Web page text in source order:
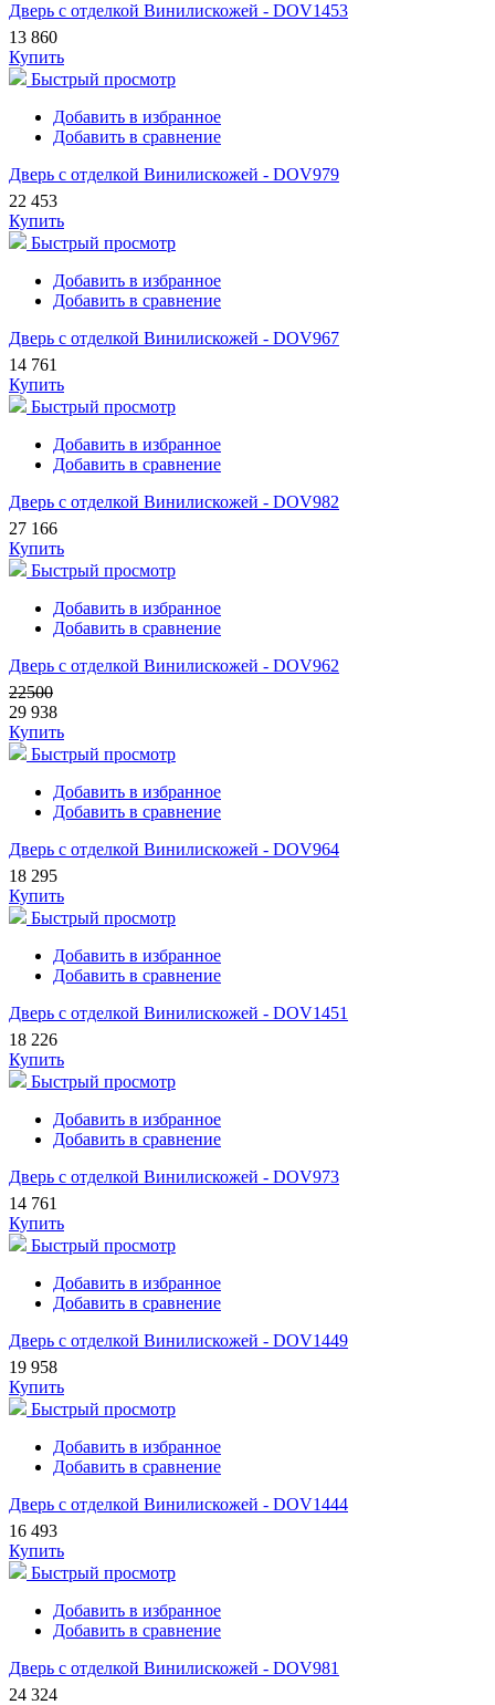
Дверь с отделкой Винилискожей - DOV1453
13 860
Купить
Быстрый просмотр
Добавить в избранное
Добавить в сравнение
Дверь с отделкой Винилискожей - DOV979
22 453
Купить
Быстрый просмотр
Добавить в избранное
Добавить в сравнение
Дверь с отделкой Винилискожей - DOV967
14 761
Купить
Быстрый просмотр
Добавить в избранное
Добавить в сравнение
Дверь с отделкой Винилискожей - DOV982
27 166
Купить
Быстрый просмотр
Добавить в избранное
Добавить в сравнение
Дверь с отделкой Винилискожей - DOV962
22500
29 938
Купить
Быстрый просмотр
Добавить в избранное
Добавить в сравнение
Дверь с отделкой Винилискожей - DOV964
18 295
Купить
Быстрый просмотр
Добавить в избранное
Добавить в сравнение
Дверь с отделкой Винилискожей - DOV1451
18 226
Купить
Быстрый просмотр
Добавить в избранное
Добавить в сравнение
Дверь с отделкой Винилискожей - DOV973
14 761
Купить
Быстрый просмотр
Добавить в избранное
Добавить в сравнение
Дверь с отделкой Винилискожей - DOV1449
19 958
Купить
Быстрый просмотр
Добавить в избранное
Добавить в сравнение
Дверь с отделкой Винилискожей - DOV1444
16 493
Купить
Быстрый просмотр
Добавить в избранное
Добавить в сравнение
Дверь с отделкой Винилискожей - DOV981
24 324